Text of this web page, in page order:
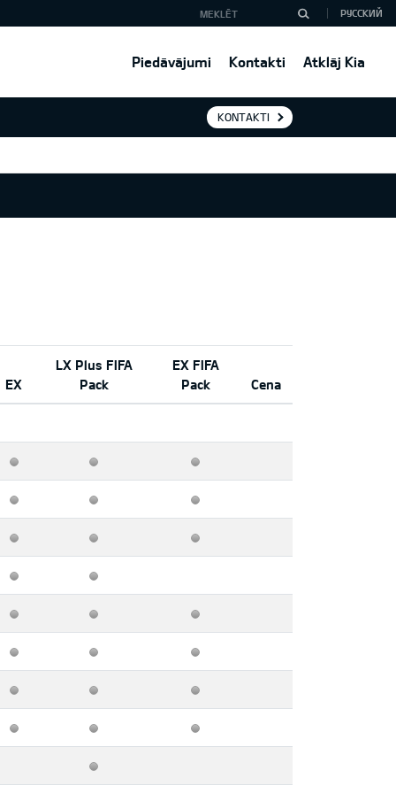
Piedāvājumi Kontakti Atklāj Kia
РУССКИЙ
KONTAKTI
EX
LX Plus FIFA
Pack
EX FIFA
Pack
Cena